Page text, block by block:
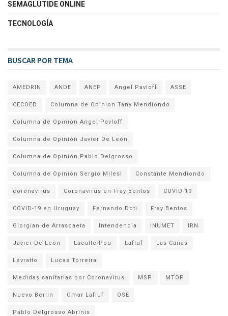
SEMAGLUTIDE ONLINE
TECNOLOGÍA
BUSCAR POR TEMA
AMEDRIN ANDE ANEP Angel Pavloff ASSE
CECOED Columna de Opinion Tany Mendiondo
Columna de Opinión Angel Pavloff
Columna de Opinión Javier De León
Columna de Opinión Pablo Delgrosso
Columna de Opinión Sergio Milesi Constante Mendiondo
coronavirus Coronavirus en Fray Bentos COVID-19
COVID-19 en Uruguay Fernando Doti Fray Bentos
Giorgian de Arrascaeta Intendencia INUMET IRN
Javier De León Lacalle Pou Lafluf Las Cañas
Levratto Lucas Torreira
Medidas sanitarias por Coronavirus MSP MTOP
Nuevo Berlin Omar Lafluf OSE
Pablo Delgrosso Abrinis